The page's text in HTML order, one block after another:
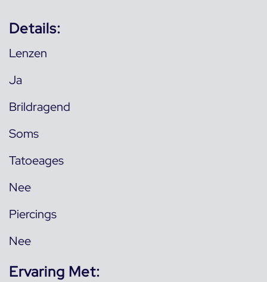
Details:
Lenzen
Ja
Brildragend
Soms
Tatoeages
Nee
Piercings
Nee
Ervaring Met: